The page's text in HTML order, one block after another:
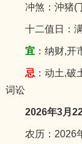
冲煞：沖猪(
十二值日：满
宜：纳财,开
忌 ：动土,
词讼
2026年3月
农历：2026年